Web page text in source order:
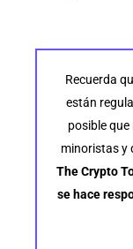
Recuerda
están
posible
minoristas y
The Crypto
se hace